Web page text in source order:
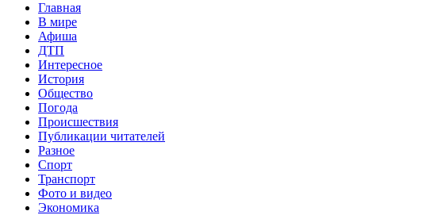
Главная
В мире
Афиша
ДТП
Интересное
История
Общество
Погода
Происшествия
Публикации читателей
Разное
Спорт
Транспорт
Фото и видео
Экономика